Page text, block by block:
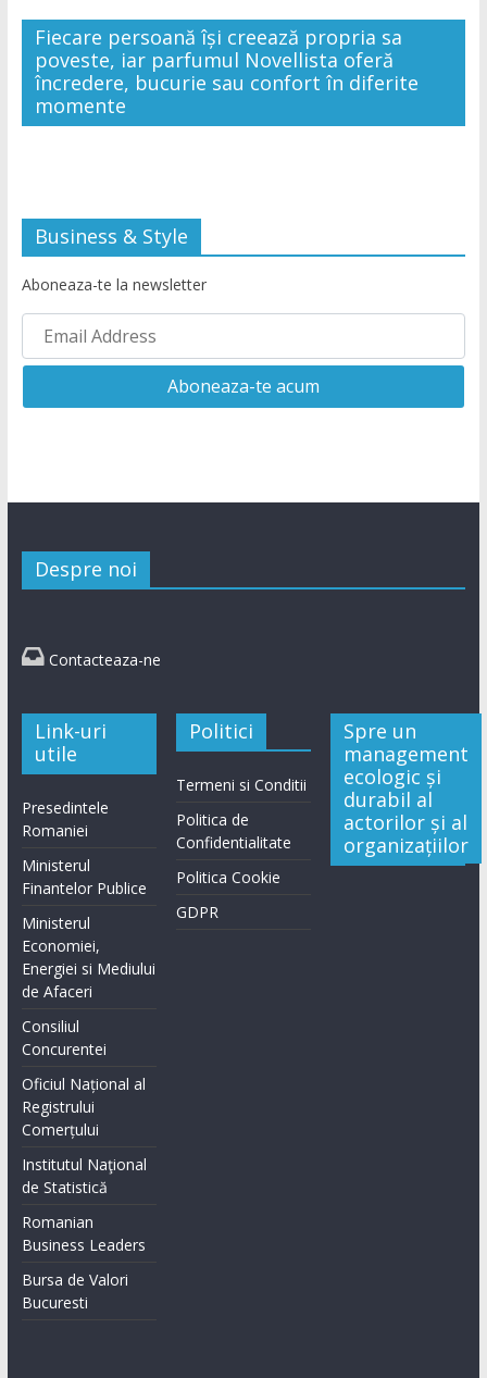
Fiecare persoană își creează propria sa
poveste, iar parfumul Novellista oferă
încredere, bucurie sau confort în diferite
momente
Business & Style
Aboneaza-te la newsletter
Despre noi
Contacteaza-ne
Link-uri
utile
Presedintele
Romaniei
Ministerul
Finantelor Publice
Ministerul
Economiei,
Energiei si Mediului
de Afaceri
Consiliul
Concurentei
Oficiul Național al
Registrului
Comerțului
Institutul Naţional
de Statistică
Romanian
Business Leaders
Bursa de Valori
Bucuresti
Politici
Termeni si Conditii
Politica de
Confidentialitate
Politica Cookie
GDPR
Spre un
management
ecologic și
durabil al
actorilor și al
organizațiilor